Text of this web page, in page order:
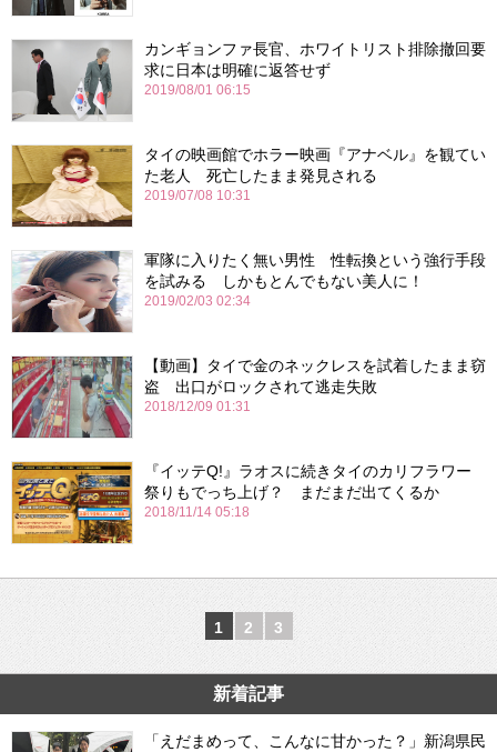
カンギョンファ長官、ホワイトリスト排除撤回要
求に日本は明確に返答せず
2019/08/01 06:15
タイの映画館でホラー映画『アナベル』を観てい
た老人 死亡したまま発見される
2019/07/08 10:31
軍隊に入りたく無い男性 性転換という強行手段
を試みる しかもとんでもない美人に！
2019/02/03 02:34
【動画】タイで金のネックレスを試着したまま窃
盗 出口がロックされて逃走失敗
2018/12/09 01:31
『イッテQ!』ラオスに続きタイのカリフラワー
祭りもでっち上げ？ まだまだ出てくるか
2018/11/14 05:18
1 2 3
新着記事
「えだまめって、こんなに甘かった？」新潟県民